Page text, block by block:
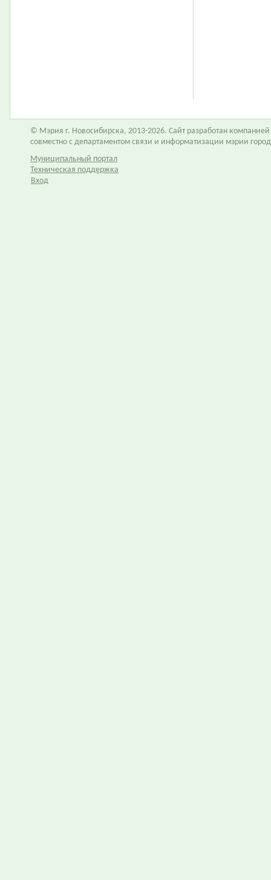
© Мэрия г. Новосибирска, 2013-2026. Сайт разработан компанией
совместно с департаментом связи и информатизации мэрии
Муниципальный портал
Техническая поддержка
Вход